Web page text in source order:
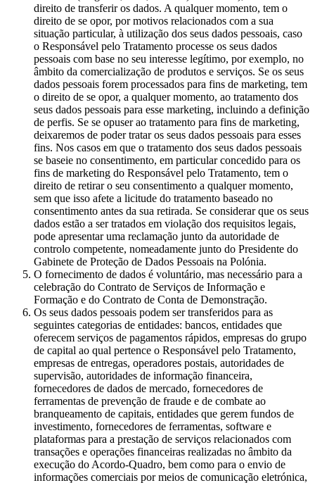
direito de transferir os dados. A qualquer momento, tem o
direito de se opor, por motivos relacionados com a sua
situação particular, à utilização dos seus dados pessoais, caso
o Responsável pelo Tratamento processe os seus dados
pessoais com base no seu interesse legítimo, por exemplo, no
âmbito da comercialização de produtos e serviços. Se os seus
dados pessoais forem processados para fins de marketing, tem
o direito de se opor, a qualquer momento, ao tratamento dos
seus dados pessoais para esse marketing, incluindo a definição
de perfis. Se se opuser ao tratamento para fins de marketing,
deixaremos de poder tratar os seus dados pessoais para esses
fins. Nos casos em que o tratamento dos seus dados pessoais
se baseie no consentimento, em particular concedido para os
fins de marketing do Responsável pelo Tratamento, tem o
direito de retirar o seu consentimento a qualquer momento,
sem que isso afete a licitude do tratamento baseado no
consentimento antes da sua retirada. Se considerar que os seus
dados estão a ser tratados em violação dos requisitos legais,
pode apresentar uma reclamação junto da autoridade de
controlo competente, nomeadamente junto do Presidente do
Gabinete de Proteção de Dados Pessoais na Polónia.
O fornecimento de dados é voluntário, mas necessário para a
celebração do Contrato de Serviços de Informação e
Formação e do Contrato de Conta de Demonstração.
Os seus dados pessoais podem ser transferidos para as
seguintes categorias de entidades: bancos, entidades que
oferecem serviços de pagamentos rápidos, empresas do grupo
de capital ao qual pertence o Responsável pelo Tratamento,
empresas de entregas, operadores postais, autoridades de
supervisão, autoridades de informação financeira,
fornecedores de dados de mercado, fornecedores de
ferramentas de prevenção de fraude e de combate ao
branqueamento de capitais, entidades que gerem fundos de
investimento, fornecedores de ferramentas, software e
plataformas para a prestação de serviços relacionados com
transações e operações financeiras realizadas no âmbito da
execução do Acordo-Quadro, bem como para o envio de
informações comerciais por meios de comunicação eletrónica,